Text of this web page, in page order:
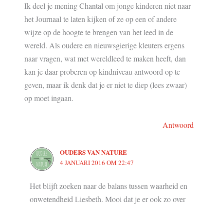
Ik deel je mening Chantal om jonge kinderen niet naar
het Journaal te laten kijken of ze op een of andere
wijze op de hoogte te brengen van het leed in de
wereld. Als oudere en nieuwsgierige kleuters ergens
naar vragen, wat met wereldleed te maken heeft, dan
kan je daar proberen op kindniveau antwoord op te
geven, maar ik denk dat je er niet te diep (lees zwaar)
op moet ingaan.
Antwoord
OUDERS VAN NATURE
4 JANUARI 2016 OM 22:47
Het blijft zoeken naar de balans tussen waarheid en
onwetendheid Liesbeth. Mooi dat je er ook zo over